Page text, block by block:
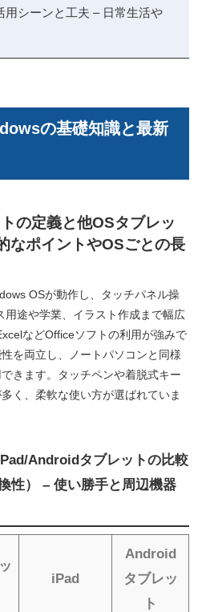
用シーンと工夫 – 日常生活や
の基礎知識と最新
の定義と他OSタブレッ
なポイントやOSごとの長
OSが動作し、タッチパネル操
用途や学業、イラスト作成まで幅広
などOfficeソフトの利用が強みで
を両立し、ノートパソコンと同様
きます。タッチペンや着脱式キー
く、柔軟な使い方が選ばれていま
Androidタブレットの比較
性） – 使い勝手と周辺機器
iPad
Android
タブレッ
ト